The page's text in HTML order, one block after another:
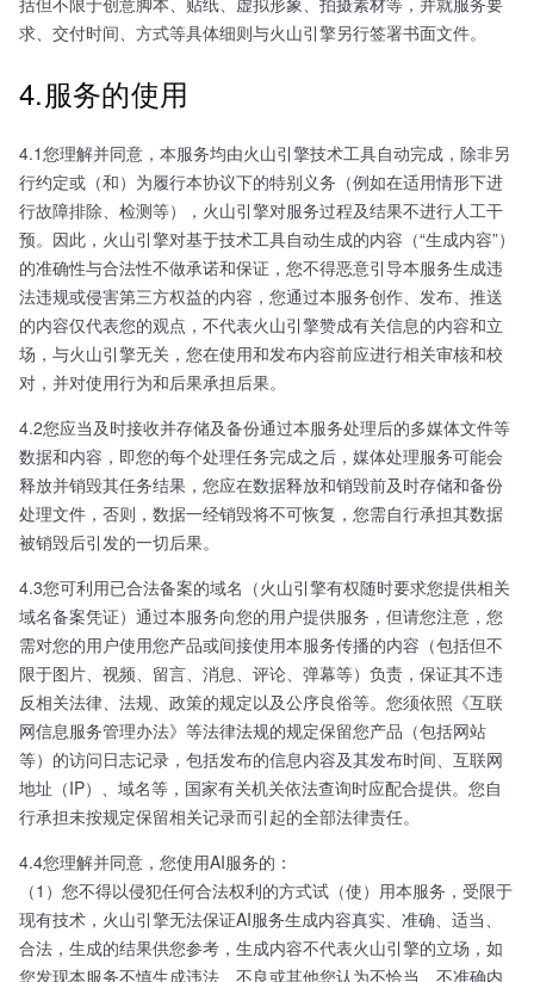
求、交付时间、方式等具体细则与火山引擎另行签署书面文件。
4.服务的使用
4.1您理解并同意，本服务均由火山引擎技术工具自动完成，除非另
行约定或（和）为履行本协议下的特别义务（例如在适用情形下进
行故障排除、检测等），火山引擎对服务过程及结果不进行人工干
预。因此，火山引擎对基于技术工具自动生成的内容（“生成内容”）
的准确性与合法性不做承诺和保证，您不得恶意引导本服务生成违
法违规或侵害第三方权益的内容，您通过本服务创作、发布、推送
的内容仅代表您的观点，不代表火山引擎赞成有关信息的内容和立
场，与火山引擎无关，您在使用和发布内容前应进行相关审核和校
对，并对使用行为和后果承担后果。
4.2您应当及时接收并存储及备份通过本服务处理后的多媒体文件等
数据和内容，即您的每个处理任务完成之后，媒体处理服务可能会
释放并销毁其任务结果，您应在数据释放和销毁前及时存储和备份
处理文件，否则，数据一经销毁将不可恢复，您需自行承担其数据
被销毁后引发的一切后果。
4.3您可利用已合法备案的域名（火山引擎有权随时要求您提供相关
域名备案凭证）通过本服务向您的用户提供服务，但请您注意，您
需对您的用户使用您产品或间接使用本服务传播的内容（包括但不
限于图片、视频、留言、消息、评论、弹幕等）负责，保证其不违
反相关法律、法规、政策的规定以及公序良俗等。您须依照《互联
网信息服务管理办法》等法律法规的规定保留您产品（包括网站
等）的访问日志记录，包括发布的信息内容及其发布时间、互联网
地址（IP）、域名等，国家有关机关依法查询时应配合提供。您自
行承担未按规定保留相关记录而引起的全部法律责任。
4.4您理解并同意，您使用AI服务的：
（1）您不得以侵犯任何合法权利的方式试（使）用本服务，受限于
现有技术，火山引擎无法保证AI服务生成内容真实、准确、适当、
合法，生成的结果供您参考，生成内容不代表火山引擎的立场，如
您发现本服务不慎生成违法、不良或其他您认为不恰当、不准确内